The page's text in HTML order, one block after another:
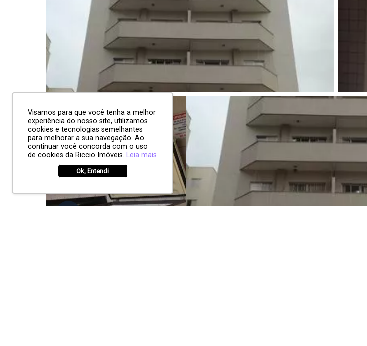
Visamos para que você tenha a melhor
experiência do nosso site, utilizamos
cookies e tecnologias semelhantes
para melhorar a sua navegação. Ao
continuar você concorda com o uso
de cookies da Riccio Imóveis. Leia mais
Ok, Entendi